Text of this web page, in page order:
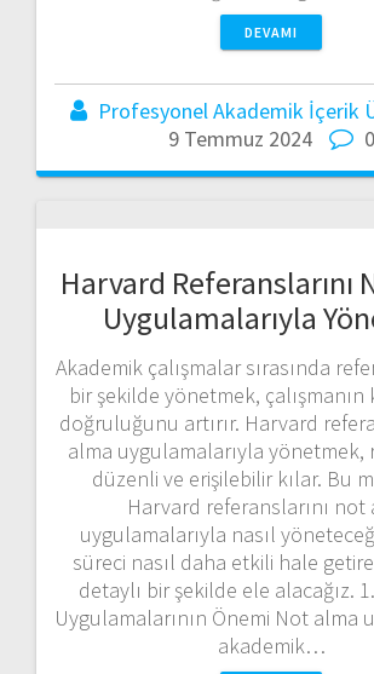
DEVAMI
Profesyonel Akademik İçerik
9 Temmuz 2024
0
Harvard Referanslarını
Uygulamalarıyla
Akademik çalışmalar sırasında
bir şekilde yönetmek, çalışmanın
doğruluğunu artırır. Harvard
alma uygulamalarıyla yönetmek,
düzenli ve erişilebilir kılar. Bu
Harvard referanslarını not
uygulamalarıyla nasıl
süreci nasıl daha etkili hale
detaylı bir şekilde ele alacağız.
Uygulamalarının Önemi Not alma
akademik…